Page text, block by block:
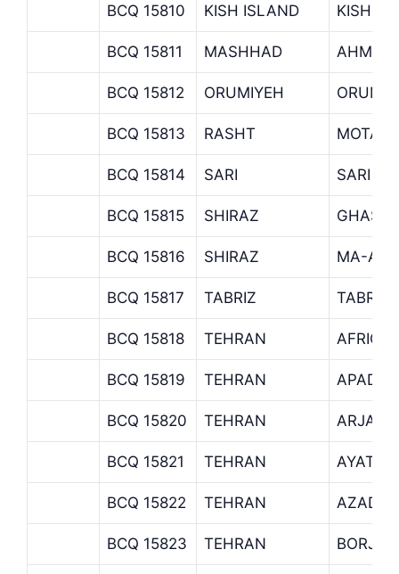
BCQ 15810 KISH ISLAND KISH
BCQ 15811 MASHHAD AHMAD
BCQ 15812 ORUMIYEH
BCQ 15813 RASHT
BCQ 15814 SARI SARI
BCQ 15815 SHIRAZ
BCQ 15816 SHIRAZ MA-ALI
BCQ 15817 TABRIZ TABRIZ
BCQ 15818 TEHRAN
BCQ 15819 TEHRAN
BCQ 15820 TEHRAN
BCQ 15821 TEHRAN
BCQ 15822 TEHRAN AZADI
BCQ 15823 TEHRAN BORJ